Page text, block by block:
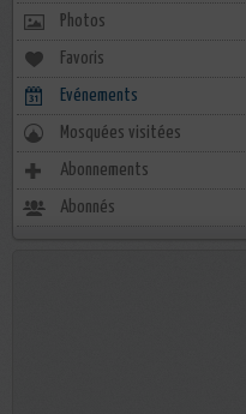
Photos
Favoris
Evénements
Mosquées visitées
Abonnements
Abonnés